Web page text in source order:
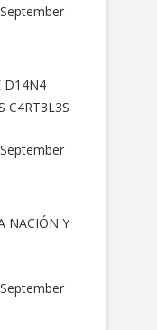
September
D14N4
C4RT3L3S
September
NACIÓN Y
September